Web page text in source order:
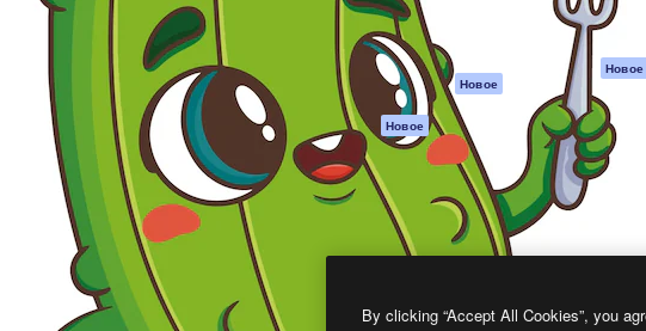
на основе ИИ
Стоковый контент
MCP для
Claude/ChatGPT
Новое
Агенты Новое
API
Мобильное
приложение
Все инструменты
Magnific
Политика
Оригиналы
Новое
Политика файлов
cookie
Центр доверия
Партнеры
Предприятие
By clicking “Accept All Cookies”, you